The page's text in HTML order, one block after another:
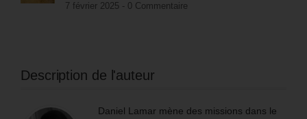
7 février 2025 - 0 Commentaire
Description de l'auteur
Daniel Lamar mène des missions dans le